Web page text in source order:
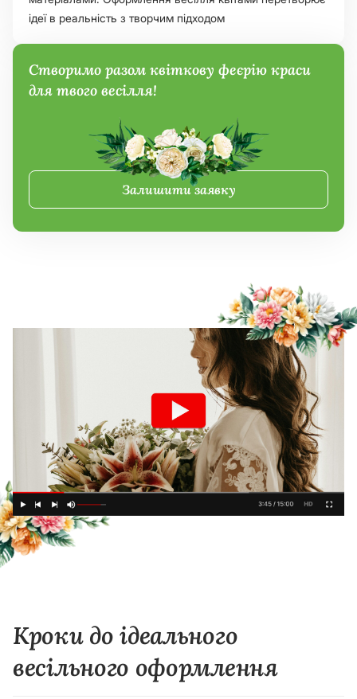
ідеї в реальність з творчим підходом
Створимо разом квіткову феєрію краси
для твого весілля!
Залишити заявку
Кроки до ідеального
весільного оформлення